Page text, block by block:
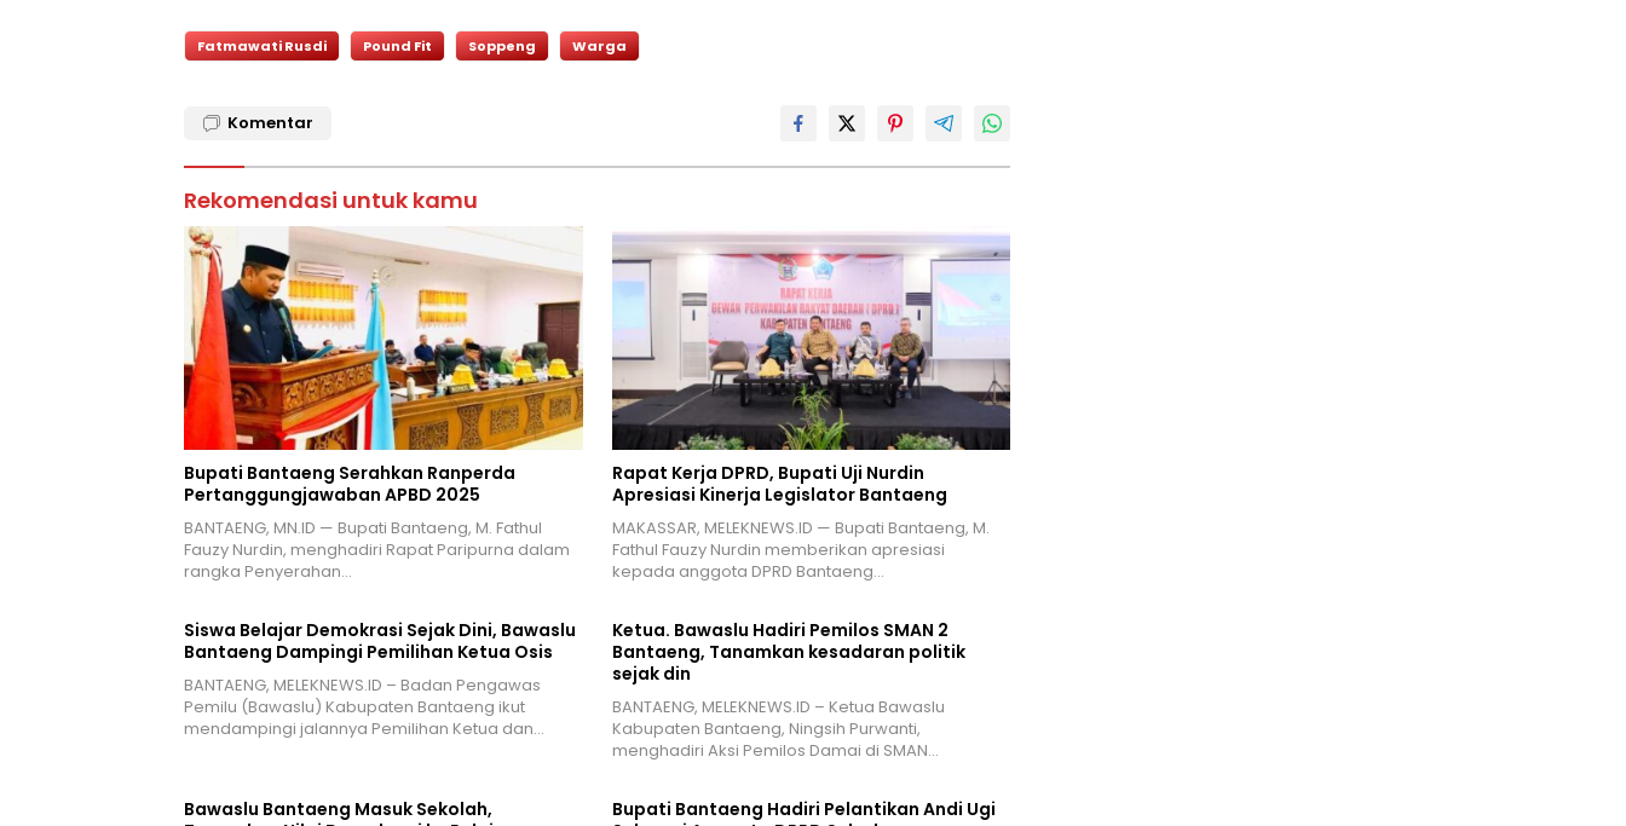
Fatmawati Rusdi Pound Fit Soppeng Warga
Komentar
Rekomendasi untuk kamu
Bupati Bantaeng Serahkan Ranperda
Pertanggungjawaban APBD 2025
BANTAENG, MN.ID — Bupati Bantaeng, M. Fathul
Fauzy Nurdin, menghadiri Rapat Paripurna dalam
rangka Penyerahan…
Rapat Kerja DPRD, Bupati Uji Nurdin
Apresiasi Kinerja Legislator Bantaeng
MAKASSAR, MELEKNEWS.ID — Bupati Bantaeng, M.
Fathul Fauzy Nurdin memberikan apresiasi
kepada anggota DPRD Bantaeng…
Siswa Belajar Demokrasi Sejak Dini, Bawaslu
Bantaeng Dampingi Pemilihan Ketua Osis
BANTAENG, MELEKNEWS.ID – Badan Pengawas
Pemilu (Bawaslu) Kabupaten Bantaeng ikut
mendampingi jalannya Pemilihan Ketua dan…
Ketua. Bawaslu Hadiri Pemilos SMAN 2
Bantaeng, Tanamkan kesadaran politik
sejak din
BANTAENG, MELEKNEWS.ID – Ketua Bawaslu
Kabupaten Bantaeng, Ningsih Purwanti,
menghadiri Aksi Pemilos Damai di SMAN…
Bawaslu Bantaeng Masuk Sekolah,
Bupati Bantaeng Hadiri Pelantikan Andi Ugi